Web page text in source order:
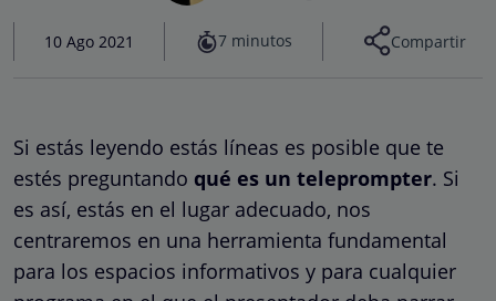
10 Ago 2021 7 minutos Compartir
Si estás leyendo estás líneas es posible que te
estés preguntando qué es un teleprompter. Si
es así, estás en el lugar adecuado, nos
centraremos en una herramienta fundamental
para los espacios informativos y para cualquier